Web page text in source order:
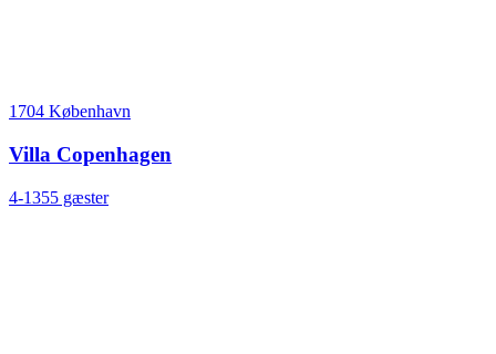
1704 København
Villa Copenhagen
4-1355 gæster